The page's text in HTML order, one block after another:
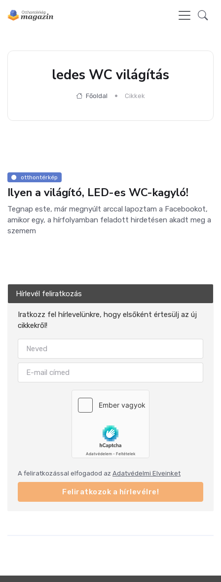
ledes WC világítás
Főoldal Cikkek
otthontérkép
Ilyen a világító, LED-es WC-kagyló!
Tegnap este, már megnyúlt arccal lapoztam a Facebookot,
amikor egy, a hírfolyamban feladott hirdetésen akadt meg a
szemem
Hírlevél feliratkozás
Iratkozz fel hírlevelünkre, hogy elsőként értesülj az új
cikkekről!
A feliratkozással elfogadod az Adatvédelmi Elveinket
Feliratkozok a hírlevélre!